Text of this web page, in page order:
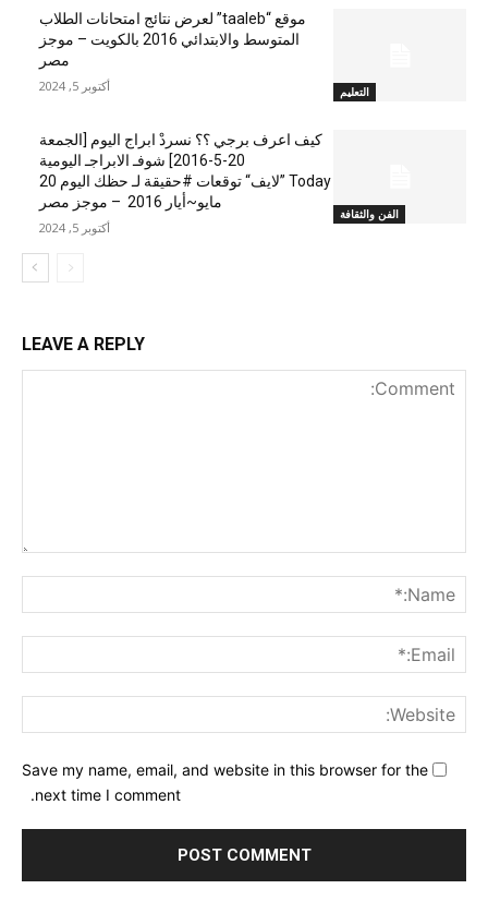
التعليم
موقع “taaleb” لعرض نتائج امتحانات الطلاب
المتوسط والابتدائي 2016 بالكويت – موجز
مصر
أكتوبر 5, 2024
الفن والثقافة
كيف اعرف برجي ؟؟ نسردْ ابراج اليوم [الجمعة
20-5-2016] شوفـ الابراجـ اليومية
Today ”لايف“ توقعات #حقيقة لـ حظك اليوم 20
مايو~أيار 2016 – موجز مصر
أكتوبر 5, 2024
LEAVE A REPLY
Save my name, email, and website in this browser for the
next time I comment.